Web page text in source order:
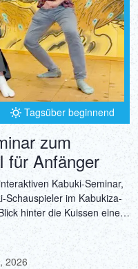
Tagsüber beginnend
zum
für Anfänger
Kabuki-Seminar,
Schauspieler im Kabukiza-
hinter die Kuissen einer
Japans. Dieses exklusive
des Kabuki und
vo!
2026